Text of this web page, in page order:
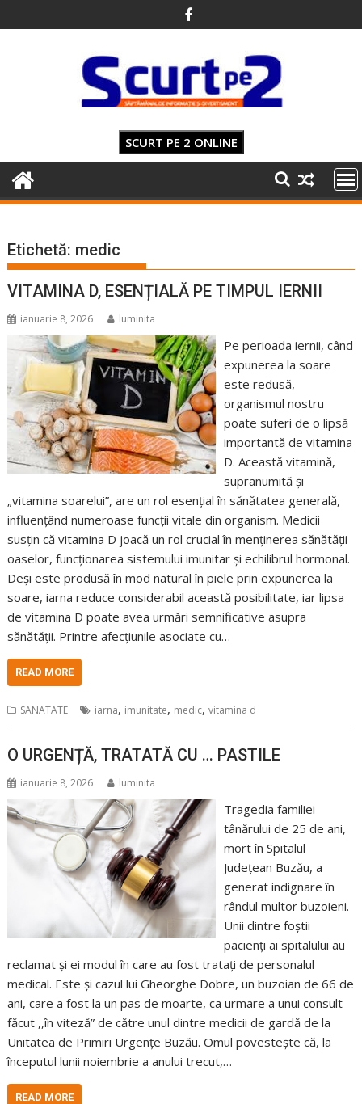
to
SCURT PE 2 ONLINE
Etichetă: medic
VITAMINA D, ESENȚIALĂ PE TIMPUL IERNII
ianuarie 8, 2026 luminita
Pe perioada iernii, când
expunerea la soare
este redusă,
organismul nostru
poate suferi de o lipsă
importantă de vitamina
D. Această vitamină,
supranumită și
„vitamina soarelui”, are un rol esențial în sănătatea generală,
influențând numeroase funcții vitale din organism. Medicii
susțin că vitamina D joacă un rol crucial în menținerea sănătății
oaselor, funcționarea sistemului imunitar și echilibrul hormonal.
Deși este produsă în mod natural în piele prin expunerea la
soare, iarna reduce considerabil această posibilitate, iar lipsa
de vitamina D poate avea urmări semnificative asupra
sănătății. Printre afecțiunile asociate cu…
READ MORE
SANATATE iarna, imunitate, medic,vitamina d
O URGENȚĂ, TRATATĂ CU … PASTILE
ianuarie 8, 2026 luminita
Tragedia familiei
tânărului de 25 de ani,
mort în Spitalul
Județean Buzău, a
generat indignare în
rândul multor buzoieni.
Unii dintre foștii
pacienți ai spitalului au
reclamat și ei modul în care au fost tratați de personalul
medical. Este și cazul lui Gheorghe Dobre, un buzoian de 66 de
ani, care a fost la un pas de moarte, ca urmare a unui consult
făcut ,,în viteză” de către unul dintre medicii de gardă de la
Unitatea de Primiri Urgențe Buzău. Omul povestește că, la
începutul lunii noiembrie a anului trecut,…
READ MORE